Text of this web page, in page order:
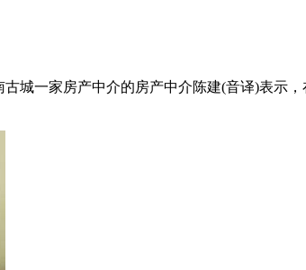
城一家房产中介的房产中介陈建(音译)表示